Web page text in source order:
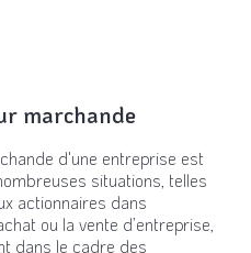
marchande
d'une entreprise est
situations, telles
actionnaires dans
ou la vente d’entreprise,
dans le cadre des